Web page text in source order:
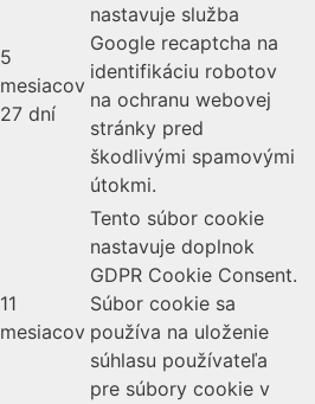
5
mesiacov
27 dní
nastavuje služba
Google recaptcha na
identifikáciu robotov
na ochranu webovej
stránky pred
škodlivými spamovými
útokmi.
11
mesiacov
Tento súbor cookie
nastavuje doplnok
GDPR Cookie Consent.
Súbor cookie sa
používa na uloženie
súhlasu používateľa
pre súbory cookie v